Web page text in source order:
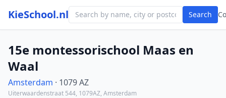
KieSchool.nl Search
15e montessorischool Maas en
Waal
Amsterdam · 1079 AZ
Uiterwaardenstraat 544, 1079AZ, Amsterdam